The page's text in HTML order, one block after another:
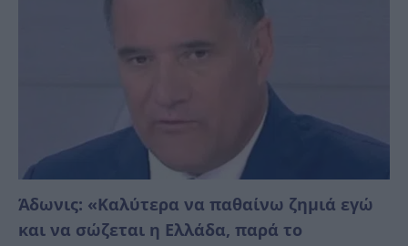
Άδωνις: «Καλύτερα να παθαίνω ζημιά εγώ
και να σώζεται η Ελλάδα, παρά το